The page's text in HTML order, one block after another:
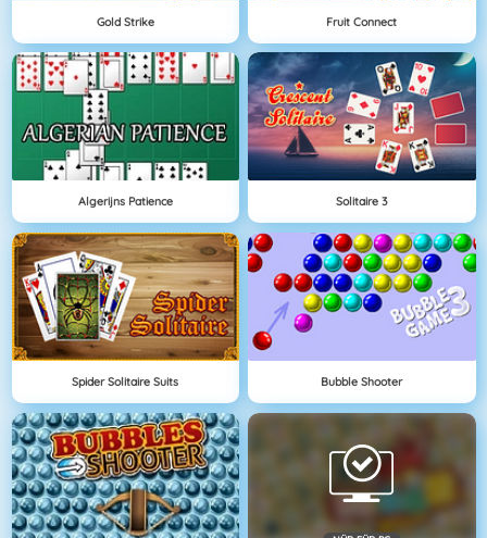
Gold Strike Fruit Connect
Algerijns Patience Solitaire 3
Spider Solitaire Suits Bubble Shooter